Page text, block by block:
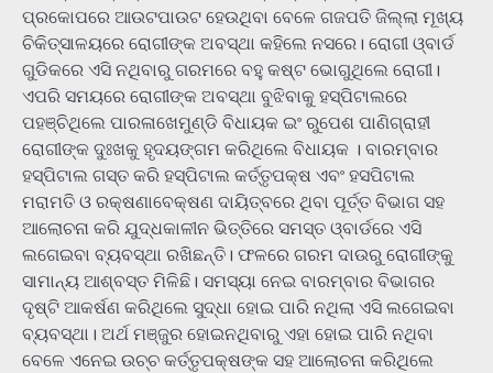
ପ୍ରକୋପରେ ଆଉଟପାଉଟ ହେଉଥିବା ବେଳେ ଗଜପତି ଜିଲ୍ଲା ମୂଖ୍ୟ
ଚିକିତ୍ସାଳୟରେ ରୋଗୀଙ୍କ ଅବସ୍ଥା କହିଲେ ନସରେ। ରୋଗୀ ଓ୍ବାର୍ଡ
ଗୁଡିକରେ ଏସି ନଥିବାରୁ ଗରମରେ ବହୁ କଷ୍ଟ ଭୋଗୁଥିଲେ ରୋଗୀ।
ଏପରି ସମୟରେ ରୋଗୀଙ୍କ ଅବସ୍ଥା ବୁଝିବାକୁ ହସ୍ପିଟାଲରେ
ପହଞ୍ଚିଥିଲେ ପାରଳାଖେମୁଣ୍ଡି ବିଧାୟକ ଇଂ ରୁପେଶ ପାଣିଗ୍ରାହୀ ‌
ରୋଗୀଙ୍କ ଦୁଃଖକୁ ହୃଦୟଙ୍ଗମ କରିଥିଲେ ବିଧାୟକ । ବାରମ୍ବାର
ହସ୍ପିଟାଲ ଗସ୍ତ କରି ହସ୍ପିଟାଲ କର୍ତ୍ତୃପକ୍ଷ ଏବଂ ହସପିଟାଲ
ମରାମତି ଓ ରକ୍ଷଣାବେକ୍ଷଣ ଦାୟିତ୍ବରେ ଥିବା ପୂର୍ତ୍ତ ବିଭାଗ ସହ
ଆଲୋଚନା କରି ଯୁଦ୍ଧକାଳୀନ ଭିତ୍ତିରେ ସମସ୍ତ ଓ୍ବାର୍ଡରେ ଏସି
ଲଗେଇବା ବ୍ୟବସ୍ଥା ରଖିଛନ୍ତି। ଫଳରେ ଗରମ ଦାଉରୁ ରୋଗୀଙ୍କୁ
ସାମାନ୍ୟ ଆଶ୍ବସ୍ତ ମିଳିଛି। ସମସ୍ୟା ନେଇ ବାରମ୍ବାର ବିଭାଗର
ଦୃଷ୍ଟି ଆକର୍ଷଣ କରିଥିଲେ ସୁଦ୍ଧା ହୋଇ ପାରି ନଥିଲା ଏସି ଲଗେଇବା
ବ୍ୟବସ୍ଥା। ଅର୍ଥ ମଞ୍ଜୁର ହୋଇନଥିବାରୁ ଏହା ହୋଇ ପାରି ନଥିବା
ବେଳେ ଏନେଇ ଉଚ୍ଚ କର୍ତ୍ତୃପକ୍ଷଙ୍କ ସହ ଆଲୋଚନା କରିଥିଲେ